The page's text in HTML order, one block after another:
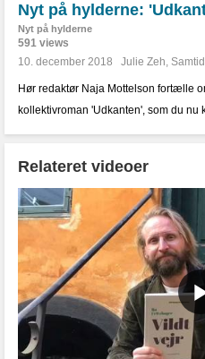
Nyt på hylderne:
Nyt på hylderne
591 views
10. december 2018
Julie Zeh,
Hør redaktør Naja Mottelson fortælle
kollektivroman 'Udkanten', som du
Relateret videoer